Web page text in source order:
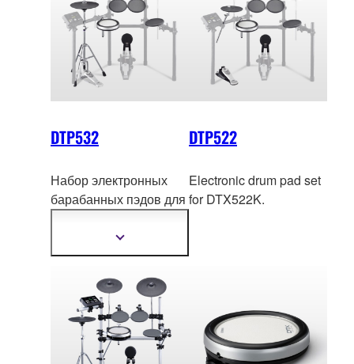
DTP532
Набор электронных
барабанных пэдов для
барабана, звуковой
модуль и –рама в
комплект не входят).
Показать
DTP522
Electronic drum pad set
for DTX522K.